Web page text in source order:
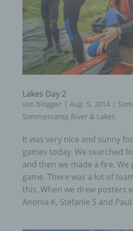
Lakes Day 2
von blogger | Aug. 5, 2014|
Sommercamp River & Lakes
It was very nice and sunny
games today. We searched
and then we made a fire. We
game. There was a lot of
this. When we drew posters
Anonia K, Stefanie S and